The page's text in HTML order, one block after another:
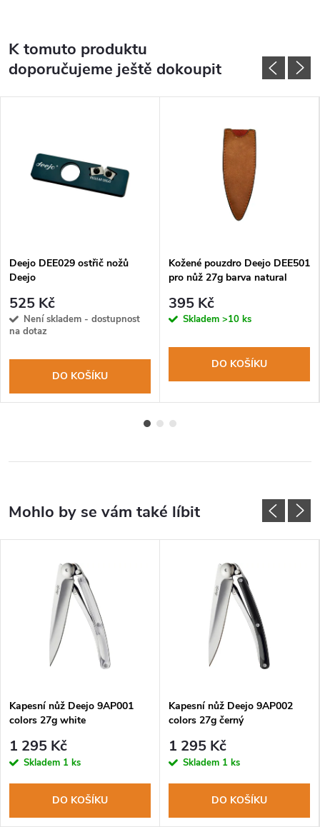
K tomuto produktu
doporučujeme ještě dokoupit
Deejo DEE029 ostřič nožů
Deejo
525 Kč
Není skladem - dostupnost
na dotaz
DO KOŠÍKU
Kožené pouzdro Deejo DEE501
pro nůž 27g barva natural
395 Kč
Skladem >10 ks
DO KOŠÍKU
Kapesní nůž Deejo 9AP001
colors 27g white
1 295 Kč
Skladem 1 ks
DO KOŠÍKU
Kapesní nůž Deejo 9AP002
colors 27g černý
1 295 Kč
Skladem 1 ks
DO KOŠÍKU